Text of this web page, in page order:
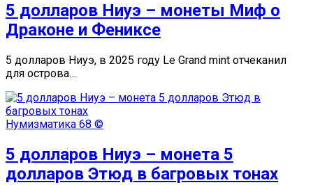
5 долларов Ниуэ – монеты Миф о
Драконе и Фениксе
5 долларов Ниуэ, в 2025 году Le Grand mint отчеканил
для острова…
Нумизматика 68 ©
5 долларов Ниуэ – монета 5
долларов Этюд в багровых тонах